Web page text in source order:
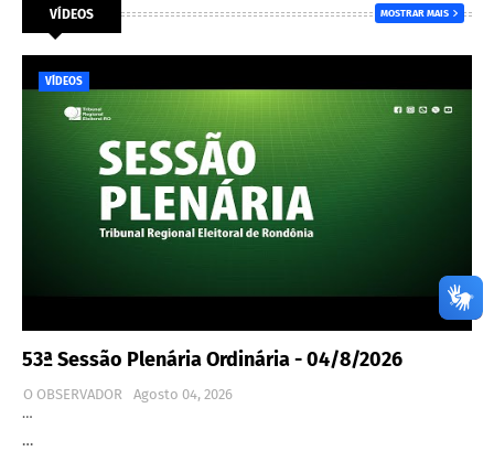
VÍDEOS MOSTRAR MAIS
VÍDEOS
53ª Sessão Plenária Ordinária - 04/8/2026
O OBSERVADOR
Agosto 04, 2026
…
…